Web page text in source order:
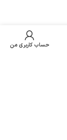
حساب کاربری من